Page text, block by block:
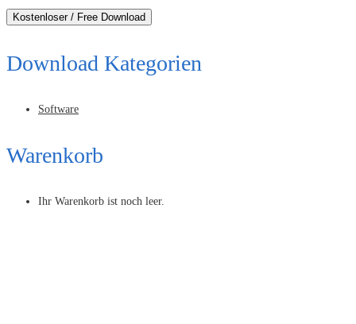
Kostenloser / Free Download
Download Kategorien
Software
Warenkorb
Ihr Warenkorb ist noch leer.